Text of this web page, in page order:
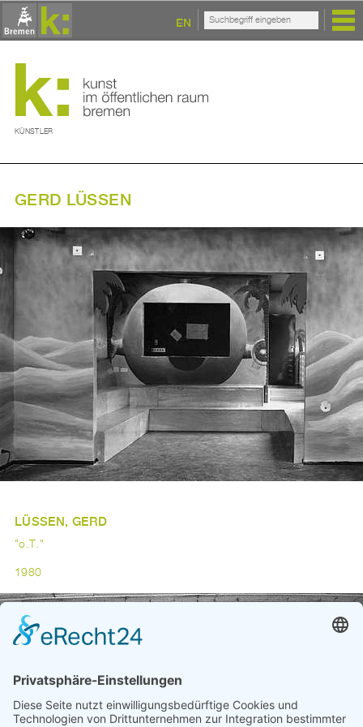
EN
KÜNSTLER
GERD LÜSSEN
LÜSSEN, GERD
"o.T."
1980